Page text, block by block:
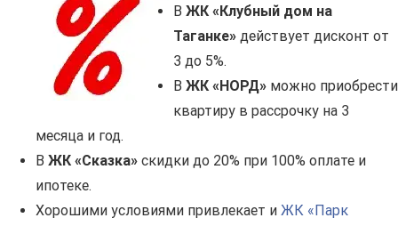
В ЖК «Клубный дом на
Таганке» действует дисконт от
3 до 5%.
В ЖК «НОРД» можно приобрести
квартиру в рассрочку на 3
месяца и год.
В ЖК «Сказка» скидки до 20% при 100% оплате и
ипотеке.
Хорошими условиями привлекает и ЖК «Парк